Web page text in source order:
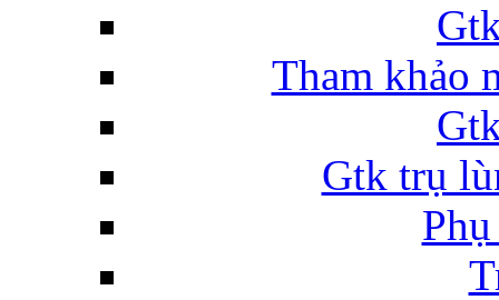
Tham khảo
Gtk trụ